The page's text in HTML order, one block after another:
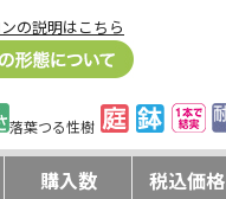
の説明はこちら
落葉つる性樹
購入数 税込価格